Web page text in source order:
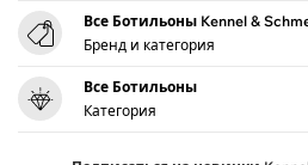
Все Ботильоны Kennel &
Бренд и категория
Все Ботильоны
Категория